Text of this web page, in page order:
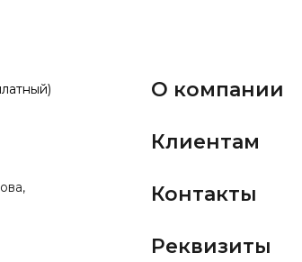
О компании
Клиентам
Контакты
Реквизиты